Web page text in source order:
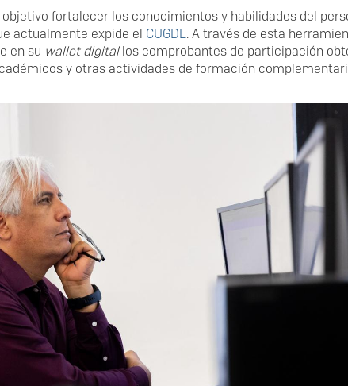
fortalecer los conocimientos y habilidades del
actualmente expide el CUGDL. A través de esta
en su wallet digitallos comprobantes de participación
y otras actividades de formación